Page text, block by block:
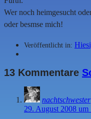
Wer noch heimgesucht
oder besmse mich!
Veröffentlicht in:
13 Kommentare
nachtschwester
29. August 2008